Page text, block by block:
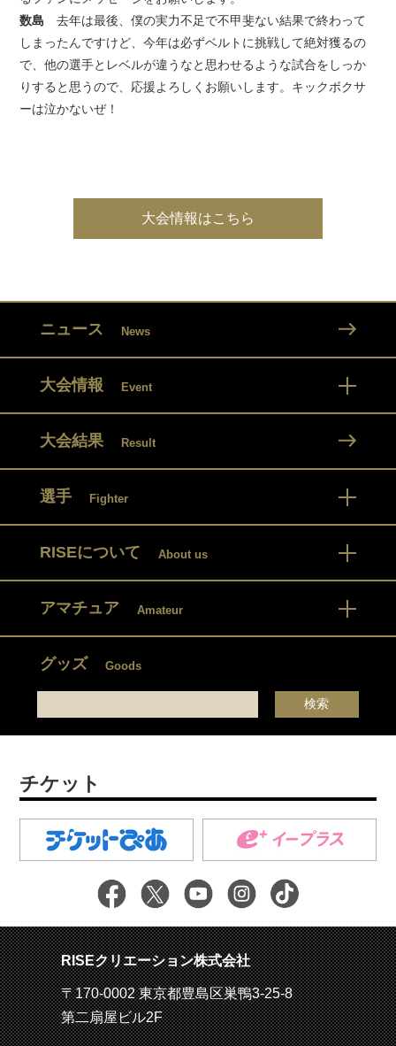
数島去年は最後、僕の実力不足で不甲斐ない結果で終わって
しまったんですけど、今年は必ずベルトに挑戦して絶対獲るの
で、他の選手とレベルが違うなと思わせるような試合をしっか
りすると思うので、応援よろしくお願いします。キックボクサ
ーは泣かないぜ！
大会情報はこちら
ニュース News
大会情報 Event
大会結果 Result
選手 Fighter
RISEについて About us
アマチュア Amateur
グッズ Goods
チケット
RISEクリエーション株式会社
〒170-0002 東京都豊島区巣鴨3-25-8
第二扇屋ビル2F